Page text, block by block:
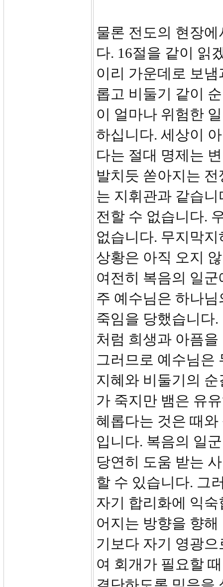
물론 전도의 현장
다. 16절을 같이 읽
이리 가운데로 보
롭고 비둘기 같이
이 얼마나 위험한
하십니다. 세상이
다는 절대 명제는
발치듯 쏟아지는
는 지휘관과 같습
전할 수 없습니다.
없습니다. 무지막
상황은 아직 오지
여전히 복음의 일
주 예수님은 하나
죽임을 당했습니다
처럼 희생과 아픔
그러므로 예수님은
지혜와 비둘기의
가 죽지만 뱀은 유
혜롭다는 것은 때
입니다. 복음의 일
당연히 도움 받는
할 수 있습니다. 그
자기 합리화에 익
어지는 방향을 향
기보다 자기 영광
여 회개가 필요할